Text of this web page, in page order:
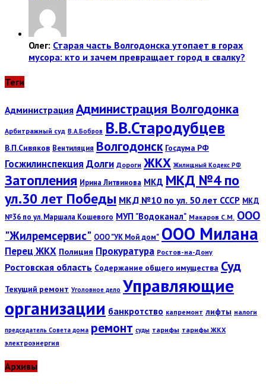
Олег: Старая часть Волгодонска утопает в горах
мусора: кто и зачем превращает город в свалку?
Теги
Администрация Администрация Волгодонка
Арбитражный суд В.А.Бобров В.В.Стародубцев
В.П.Сивяков Вентиляция Волгодонск Госдума РФ
Госжилинспекция Долги Дороги ЖКХ Жилищный Кодекс РФ
Затопления Ирина Литвинова МКД МКД №4 по
ул.30 лет Победы МКД №10 по ул. 50 лет СССР МКД
№36 по ул. Маршала Кошевого МУП "Водоканал" Макаров С.М. ООО
"Жилремсервис" ООО "УК Мой дом" ООО Милана
Перец ЖКХ Полиция Прокуратура Ростов-на-Дону
Ростовская область Содержание общего имущества Суд
Текущий ремонт Уголовное дело Управляющие
организации банкротство капремонт лифты налоги
председатель Совета дома ремонт суды тарифы тарифы ЖКХ
электроэнергия
Архивы